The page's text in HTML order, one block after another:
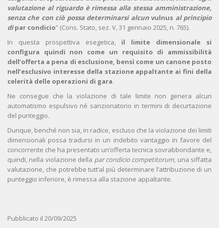
valutazione al riguardo è rimessa alla stessa amministrazione,
senza che con ciò possa determinarsi alcunvulnus al principio
dipar condicio” (Cons. Stato, sez. V, 31 gennaio 2025, n. 765).
In questa prospettiva esegetica, il limite dimensionale si
configura quindi non come un requisito di ammissibilità
dell’offerta a pena di esclusione, bensì come un canone posto
nell’esclusivo interesse della stazione appaltante ai fini della
celerità delle operazioni di gara.
Ne consegue che la violazione di tale limite non genera alcun
automatismo espulsivo né sanzionatorio in termini di decurtazione
del punteggio.
Dunque, benché non sia, in radice, escluso che la violazione dei limiti
dimensionali possa tradursi in un indebito vantaggio in favore del
concorrente che ha presentato un’offerta tecnica sovrabbondante e,
quindi, nella violazione della par condicio competitorum, una siffatta
valutazione, che potrebbe tutt’al più determinare l’attribuzione di un
punteggio inferiore, è rimessa alla stazione appaltante.
Pubblicato il 20/09/2025